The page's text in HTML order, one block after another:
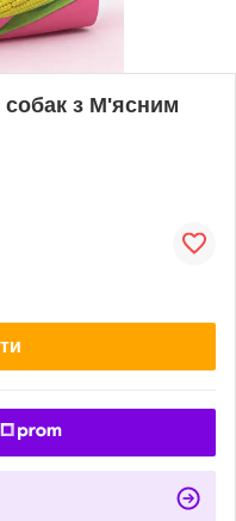
з М'ясним